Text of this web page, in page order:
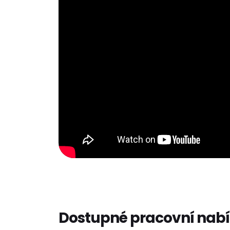
Dostupné pracovní